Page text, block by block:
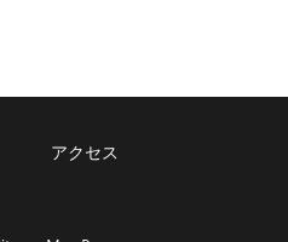
アクセス